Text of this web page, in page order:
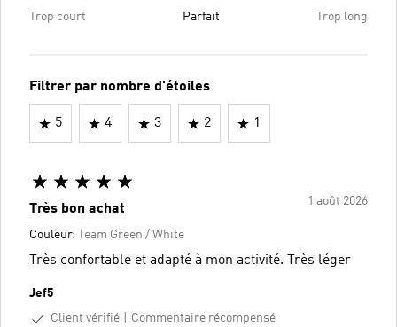
Trop court Parfait Trop long
Filtrer par nombre d'étoiles
5 4 3 2 1
1 août 2026
Très bon achat
Couleur: Team Green / White
Très confortable et adapté à mon activité. Très léger
Jef5
Client vérifié
Commentaire récompensé